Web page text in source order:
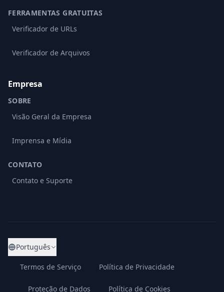
FERRAMENTAS GRATUITAS
Verificador de URLs
Verificador de Arquivos
Empresa
SOBRE
Visão Geral da Empresa
Imprensa e Mídia
CONTATO
Contato e Suporte
Português
Termos de Serviço Política de Privacidade
Proteção de Dados Política de Cookies